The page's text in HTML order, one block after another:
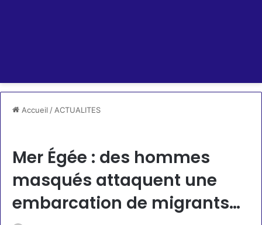
Accueil / ACTUALITES
Mer Égée : des hommes
masqués attaquent une
embarcation de migrants…